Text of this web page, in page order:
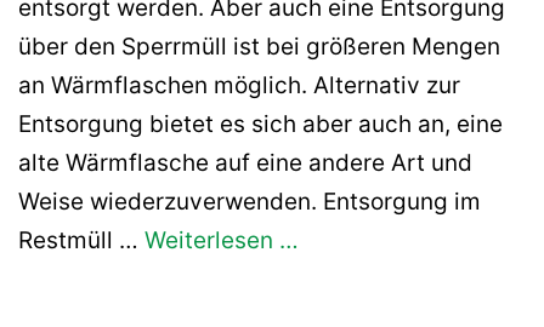
entsorgt werden. Aber auch eine Entsorgung
über den Sperrmüll ist bei größeren Mengen
an Wärmflaschen möglich. Alternativ zur
Entsorgung bietet es sich aber auch an, eine
alte Wärmflasche auf eine andere Art und
Weise wiederzuverwenden. Entsorgung im
Restmüll … Weiterlesen …